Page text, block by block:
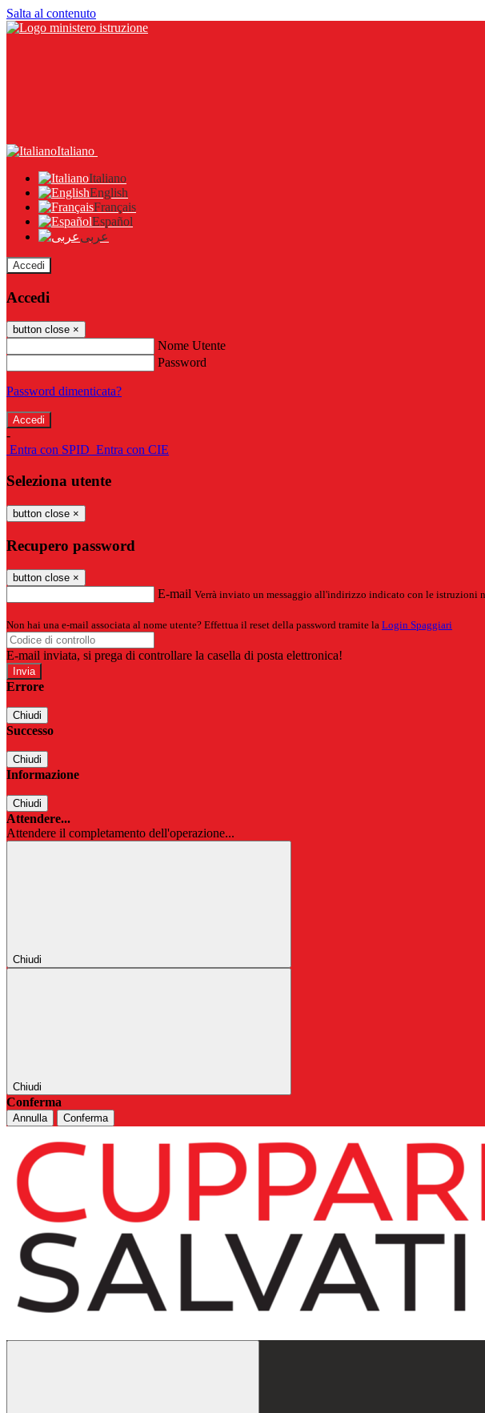
Salta al contenuto
Italiano
Italiano
English
Français
Español
عربى
Accedi
Accedi
button close ×
Nome Utente
Password
Password dimenticata?
-
Entra con SPID Entra con CIE
Seleziona utente
button close ×
Recupero password
button close ×
E-mail Verrà inviato un messaggio all'indirizzo indicato con le istruzioni
Non hai una e-mail associata al nome utente? Effettua il reset della password tramite la Login Spaggiari
E-mail inviata, si prega di controllare la casella di posta elettronica!
Errore
Chiudi
Successo
Chiudi
Informazione
Chiudi
Attendere...
Attendere il completamento dell'operazione...
Chiudi
Chiudi
Conferma
Annulla Conferma